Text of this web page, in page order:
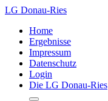
LG Donau-Ries
Home
Ergebnisse
Impressum
Datenschutz
Login
Die LG Donau-Ries